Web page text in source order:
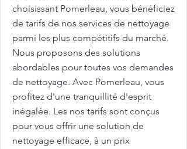
choisissant Pomerleau, vous bénéficiez
de tarifs de nos services de nettoyage
parmi les plus compétitifs du marché.
Nous proposons des solutions
abordables pour toutes vos demandes
de nettoyage. Avec Pomerleau, vous
profitez d'une tranquillité d'esprit
inégalée. Les nos tarifs sont conçus
pour vous offrir une solution de
nettoyage efficace, à un prix